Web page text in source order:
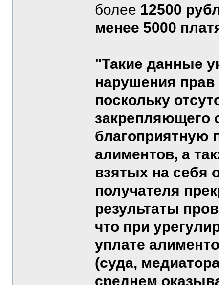
более 12500
менее 5000
"Такие данные
нарушения прав
поскольку
закрепляющего
благоприятную
алиментов, а
взятых на себя
получателя
результаты
что при
уплате
(суда,
среднем